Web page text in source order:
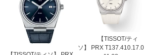
【TISSOT/ティ
ソ】 PRX T137.410.17.0